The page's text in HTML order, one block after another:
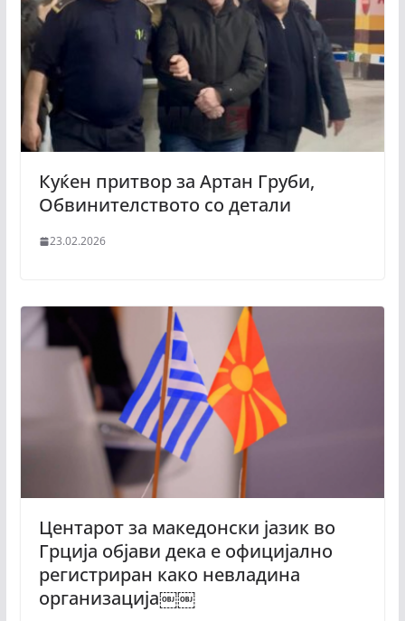
Куќен притвор за Артан Груби,
Обвинителството со детали
23.02.2026
Центарот за македонски јазик во
Грција објави дека е официјално
регистриран како невладина
организација￼￼